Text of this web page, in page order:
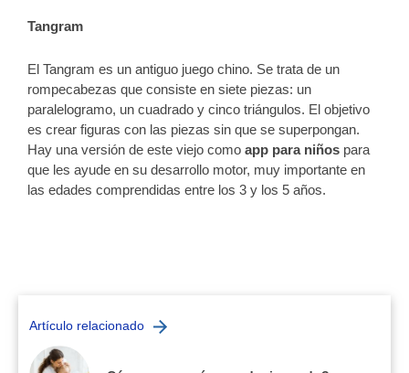
Tangram
El Tangram es un antiguo juego chino. Se trata de un
rompecabezas que consiste en siete piezas: un
paralelogramo, un cuadrado y cinco triángulos. El objetivo
es crear figuras con las piezas sin que se superpongan.
Hay una versión de este viejo como app para niños para
que les ayude en su desarrollo motor, muy importante en
las edades comprendidas entre los 3 y los 5 años.
Artículo relacionado